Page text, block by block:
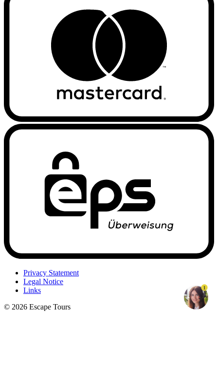
Privacy Statement
Legal Notice
Links
© 2026 Escape Tours
1